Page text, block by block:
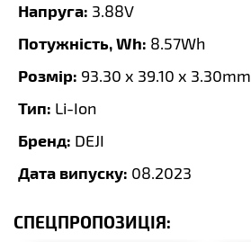
Напруга: 3.88V
Потужність, Wh: 8.57Wh
Розмір: 93.30 x 39.10 x 3.30mm
Тип: Li-Ion
Бренд: DEJI
Дата випуску: 08.2023
СПЕЦПРОПОЗИЦІЯ: